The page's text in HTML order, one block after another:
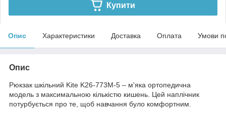
Купити
Опис Характеристики Доставка Оплата Умови
Опис
Рюкзак шкільний Kite K26-773M-5 – м'яка ортопедична
модель з максимальною кількістю кишень. Цей наплічник
потурбується про те, щоб навчання було комфортним.